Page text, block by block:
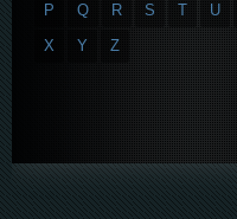
P
Q R S T U
X
Y Z